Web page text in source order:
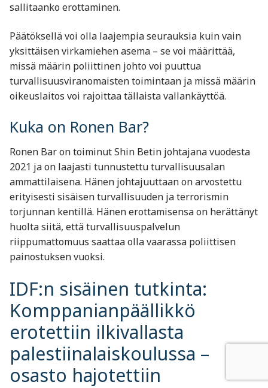
sallitaanko erottaminen.
Päätöksellä voi olla laajempia seurauksia kuin vain
yksittäisen virkamiehen asema – se voi määrittää,
missä määrin poliittinen johto voi puuttua
turvallisuusviranomaisten toimintaan ja missä määrin
oikeuslaitos voi rajoittaa tällaista vallankäyttöä.
Kuka on Ronen Bar?
Ronen Bar on toiminut Shin Betin johtajana vuodesta
2021 ja on laajasti tunnustettu turvallisuusalan
ammattilaisena. Hänen johtajuuttaan on arvostettu
erityisesti sisäisen turvallisuuden ja terrorismin
torjunnan kentillä. Hänen erottamisensa on herättänyt
huolta siitä, että turvallisuuspalvelun
riippumattomuus saattaa olla vaarassa poliittisen
painostuksen vuoksi.
IDF:n sisäinen tutkinta:
Komppanianpäällikkö
erotettiin ilkivallasta
palestiinalaiskoulussa –
osasto hajotettiin